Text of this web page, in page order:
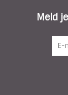
Nikkel-vrijMeld